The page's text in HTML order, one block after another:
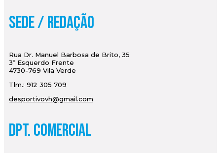
Sede / Redação
Rua Dr. Manuel Barbosa de Brito, 35
3º Esquerdo Frente
4730-769 Vila Verde
Tlm.: 912 305 709
desportivovh@gmail.com
Dpt. Comercial